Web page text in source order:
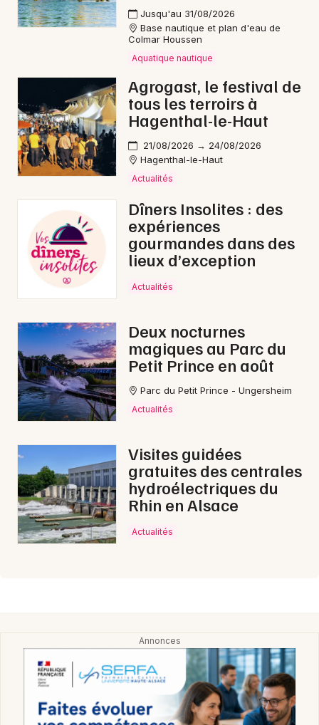
Jusqu'au 31/08/2026
Base nautique et plan d'eau de
Colmar Houssen
Aquatique nautique
Agrogast, le festival de
tous les terroirs à
Hagenthal-le-Haut
21/08/2026 → 24/08/2026
Hagenthal-le-Haut
Actualités
Dîners Insolites : des
expériences
gourmandes dans des
lieux d’exception
Actualités
Deux nocturnes
magiques au Parc du
Petit Prince en août
Parc du Petit Prince - Ungersheim
Actualités
Visites guidées
gratuites des centrales
hydroélectriques du
Rhin en Alsace
Actualités